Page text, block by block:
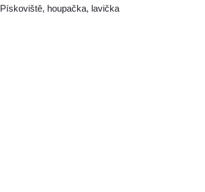
Pískoviště, houpačka, lavička